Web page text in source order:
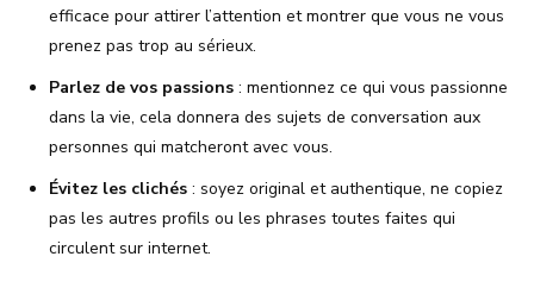
efficace pour attirer l’attention et montrer que vous ne vous
prenez pas trop au sérieux.
Parlez de vos passions : mentionnez ce qui vous passionne
dans la vie, cela donnera des sujets de conversation aux
personnes qui matcheront avec vous.
Évitez les clichés : soyez original et authentique, ne copiez
pas les autres profils ou les phrases toutes faites qui
circulent sur internet.